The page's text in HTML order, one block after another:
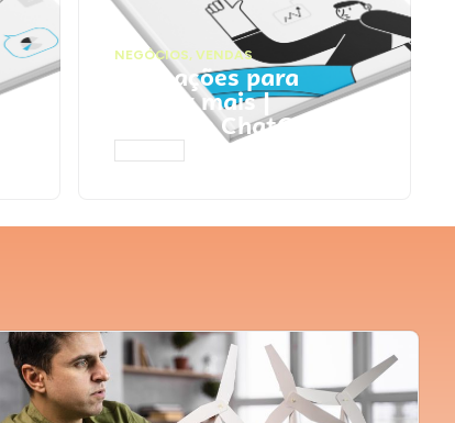
NEGÓCIOS, VENDAS
Faça ações para
vender mais |
Prompts ChatGPT